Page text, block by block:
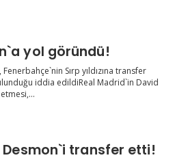
yol göründü!
Fenerbahçe`nin Sırp yıldızına transfer
iddia edildiReal Madrid`in David
Desmon`i transfer etti!